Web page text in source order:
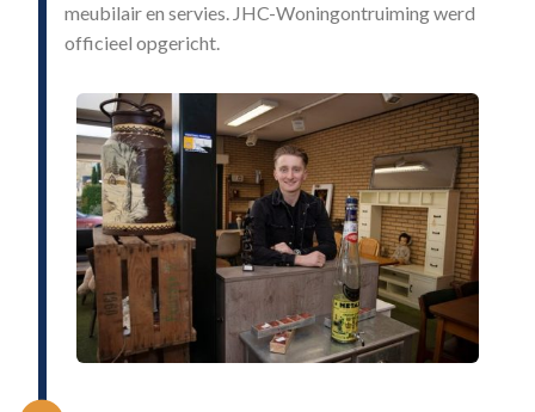
meubilair en servies. JHC-Woningontruiming werd
officieel opgericht.